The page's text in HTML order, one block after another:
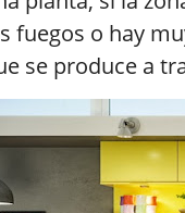
fuegos o hay
se produce a